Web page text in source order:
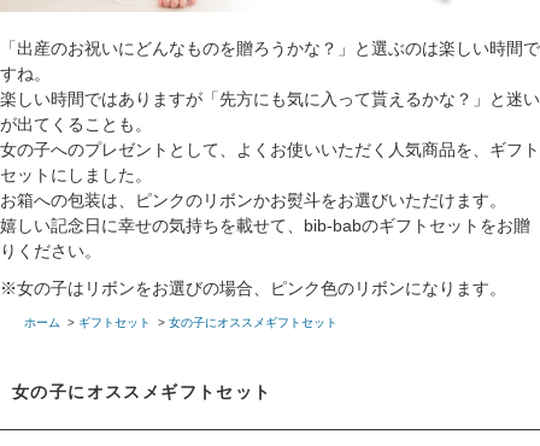
「出産のお祝いにどんなものを贈ろうかな？」と選ぶのは楽しい時間で
すね。
楽しい時間ではありますが「先方にも気に入って貰えるかな？」と迷い
が出てくることも。
女の子へのプレゼントとして、よくお使いいただく人気商品を、ギフト
セットにしました。
お箱への包装は、ピンクのリボンかお熨斗をお選びいただけます。
嬉しい記念日に幸せの気持ちを載せて、bib-babのギフトセットをお贈
りください。
※女の子はリボンをお選びの場合、ピンク色のリボンになります。
ホーム > ギフトセット > 女の子にオススメギフトセット
女の子にオススメギフトセット